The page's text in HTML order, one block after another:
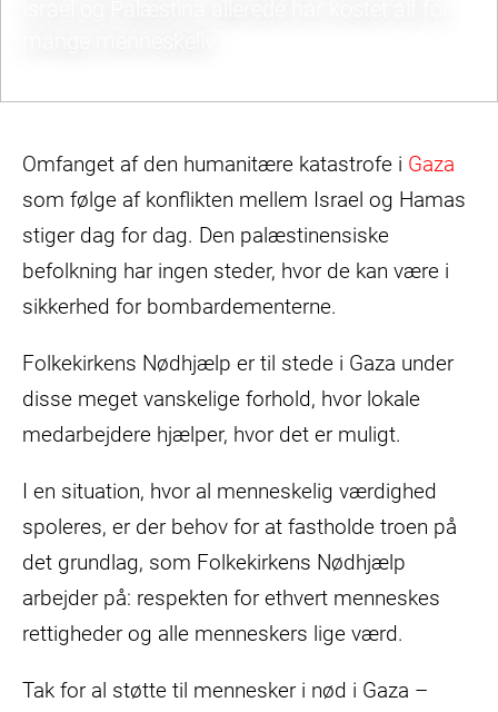
Omfanget af den humanitære katastrofe i Gaza
som følge af konflikten mellem Israel og Hamas
stiger dag for dag. Den palæstinensiske
befolkning har ingen steder, hvor de kan være i
sikkerhed for bombardementerne.
Folkekirkens Nødhjælp er til stede i Gaza under
disse meget vanskelige forhold, hvor lokale
medarbejdere hjælper, hvor det er muligt.
I en situation, hvor al menneskelig værdighed
spoleres, er der behov for at fastholde troen på
det grundlag, som Folkekirkens Nødhjælp
arbejder på: respekten for ethvert menneskes
rettigheder og alle menneskers lige værd.
Tak for al støtte til mennesker i nød i Gaza –